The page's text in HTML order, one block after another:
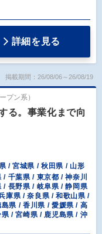
詳細を見る
掲載期間：26/08/06～26/08/19
プン系）
る。事業化まで向
/ 宮城県 / 秋田県 / 山形
千葉県 / 東京都 / 神奈川
/ 長野県 / 岐阜県 / 静岡県
庫県 / 奈良県 / 和歌山県 /
県 / 香川県 / 愛媛県 / 高
/ 宮崎県 / 鹿児島県 / 沖